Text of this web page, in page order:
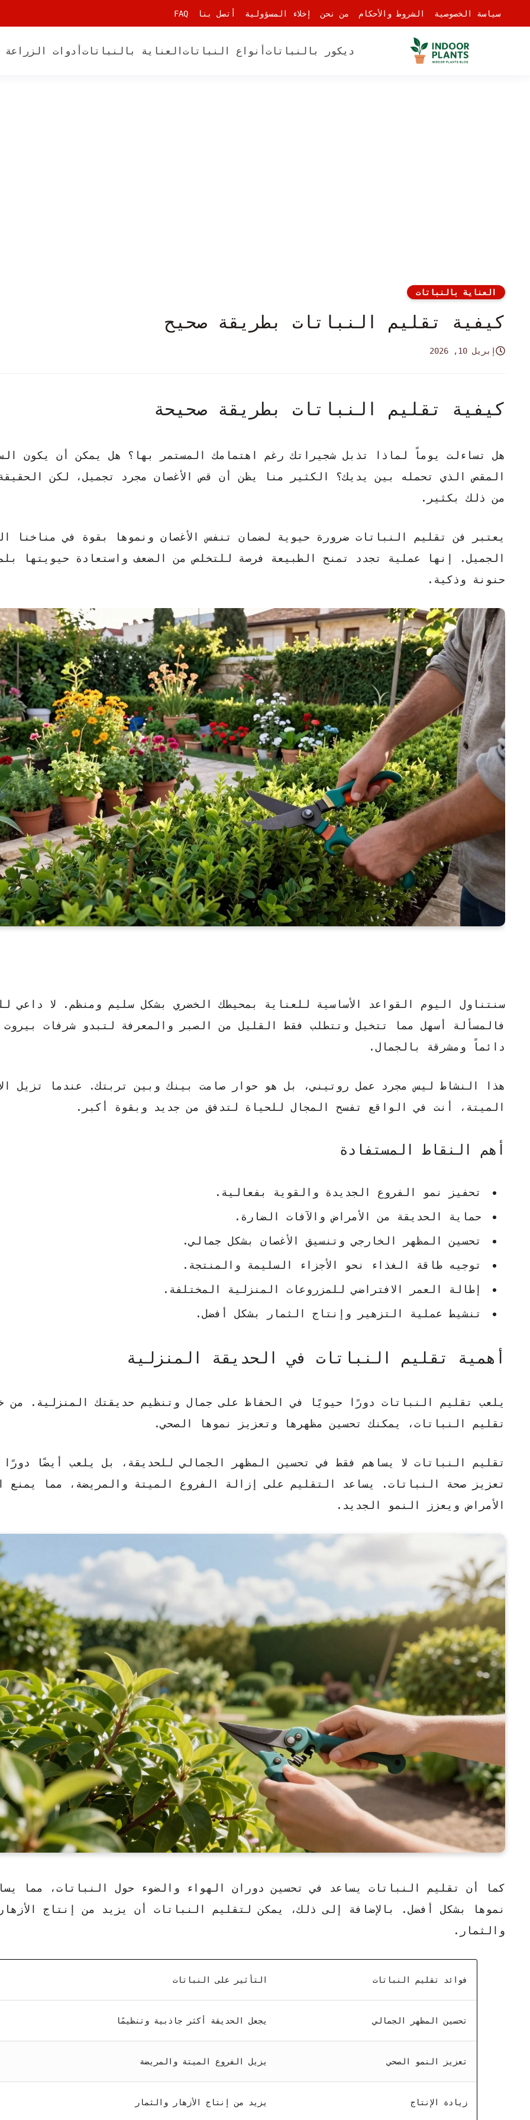
سياسة الخصوصية
الشروط والأحكام من نحن إخلاء المسؤولية أتصل بنا FAQ
ديكور بالنباتات أنواع النباتات العناية بالنباتات أدوات
العناية بالنباتات
كيفية تقليم النباتات بطريقة صحيح
إبريل 10, 2026
كيفية تقليم النباتات بطريقة صحيحة
هل تساءلت يوماً لماذا تذبل شجيراتك رغم اهتمامك المستمر بها؟ هل يمكن أن يكون
المقص الذي تحمله بين يديك؟ الكثير منا يظن أن قص الأغصان مجرد تجميل، لكن
من ذلك بكثير.
يعتبر فن تقليم النباتات ضرورة حيوية لضمان تنفس الأغصان ونموها بقوة في مناخنا
الجميل. إنها عملية تجدد تمنح الطبيعة فرصة للتخلص من الضعف واستعادة حيويتها
حنونة وذكية.
سنتناول اليوم القواعد الأساسية للعناية بمحيطك الخضري بشكل سليم ومنظم. لا داعي
فالمسألة أسهل مما تتخيل وتتطلب فقط القليل من الصبر والمعرفة لتبدو شرفات بيروت
دائماً ومشرقة بالجمال.
هذا النشاط ليس مجرد عمل روتيني، بل هو حوار صامت بينك وبين تربتك. عندما تزيل
الميتة، أنت في الواقع تفسح المجال للحياة لتدفق من جديد وبقوة أكبر.
أهم النقاط المستفادة
تحفيز نمو الفروع الجديدة والقوية بفعالية.
حماية الحديقة من الأمراض والآفات الضارة.
تحسين المظهر الخارجي وتنسيق الأغصان بشكل جمالي.
توجيه طاقة الغذاء نحو الأجزاء السليمة والمنتجة.
إطالة العمر الافتراضي للمزروعات المنزلية المختلفة.
تنشيط عملية التزهير وإنتاج الثمار بشكل أفضل.
أهمية تقليم النباتات في الحديقة المنزلية
يلعب تقليم النباتات دورًا حيويًا في الحفاظ على جمال وتنظيم حديقتك المنزلية. من
تقليم النباتات، يمكنك تحسين مظهرها وتعزيز نموها الصحي.
تقليم النباتات لا يساهم فقط في تحسين المظهر الجمالي للحديقة، بل يلعب أيضًا
تعزيز صحة النباتات.
يساعد التقليم على إزالة الفروع الميتة والمريضة ، مما يمنع
الأمراض ويعزز النمو الجديد.
كما أن تقليم النباتات يساعد في تحسين دوران الهواء والضوء حول النباتات، مما
نموها بشكل أفضل. بالإضافة إلى ذلك، يمكن لتقليم النباتات أن يزيد من إنتاج
والثمار.
فوائد تقليم النباتات التأثير على النباتات
تحسين المظهر الجمالي يجعل الحديقة أكثر جاذبية وتنظيمًا
تعزيز النمو الصحي يزيل الفروع الميتة والمريضة
زيادة الإنتاج يزيد من إنتاج الأزهار والثمار